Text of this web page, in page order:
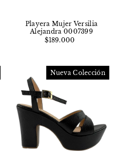
Playera Mujer Versilia
Alejandra 0007399
$189.000
Nueva Colección